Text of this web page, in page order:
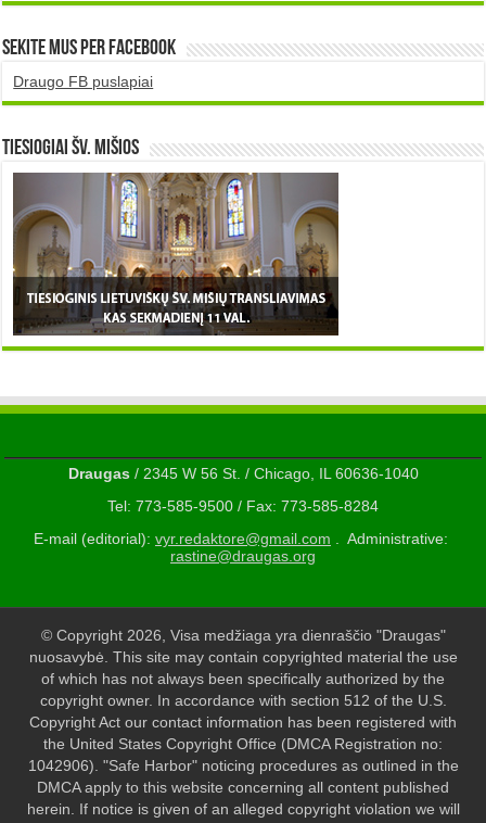
Sekite mus per Facebook
Draugo FB puslapiai
TIESIOGIAI šv. MIŠIOS
Draugas/ 2345 W 56 St. / Chicago, IL 60636-1040
Tel: 773-585-9500 / Fax: 773-585-8284
E-mail (editorial): vyr.redaktore@gmail.com . Administrative:
rastine@draugas.org
© Copyright 2026, Visa medžiaga yra dienraščio "Draugas"
nuosavybė. This site may contain copyrighted material the use
of which has not always been specifically authorized by the
copyright owner. In accordance with section 512 of the U.S.
Copyright Act our contact information has been registered with
the United States Copyright Office (DMCA Registration no:
1042906). "Safe Harbor" noticing procedures as outlined in the
DMCA apply to this website concerning all content published
herein. If notice is given of an alleged copyright violation we will